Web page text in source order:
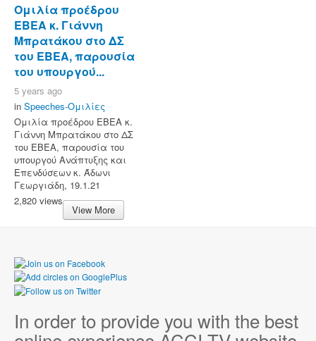
Ομιλία προέδρου
ΕΒΕΑ κ. Γιάννη
Μπρατάκου στο ΔΣ
του ΕΒΕΑ, παρουσία
του υπουργού...
5 years ago
in Speeches-Ομιλίες
Ομιλία προέδρου ΕΒΕΑ κ.
Γιάννη Μπρατάκου στο ΔΣ
του ΕΒΕΑ, παρουσία του
υπουργού Ανάπτυξης και
Επενδύσεων κ. Άδωνι
Γεωργιάδη, 19.1.21
2,820 views
View More
In order to provide you with the best